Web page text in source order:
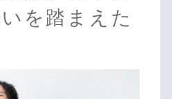
を踏まえた